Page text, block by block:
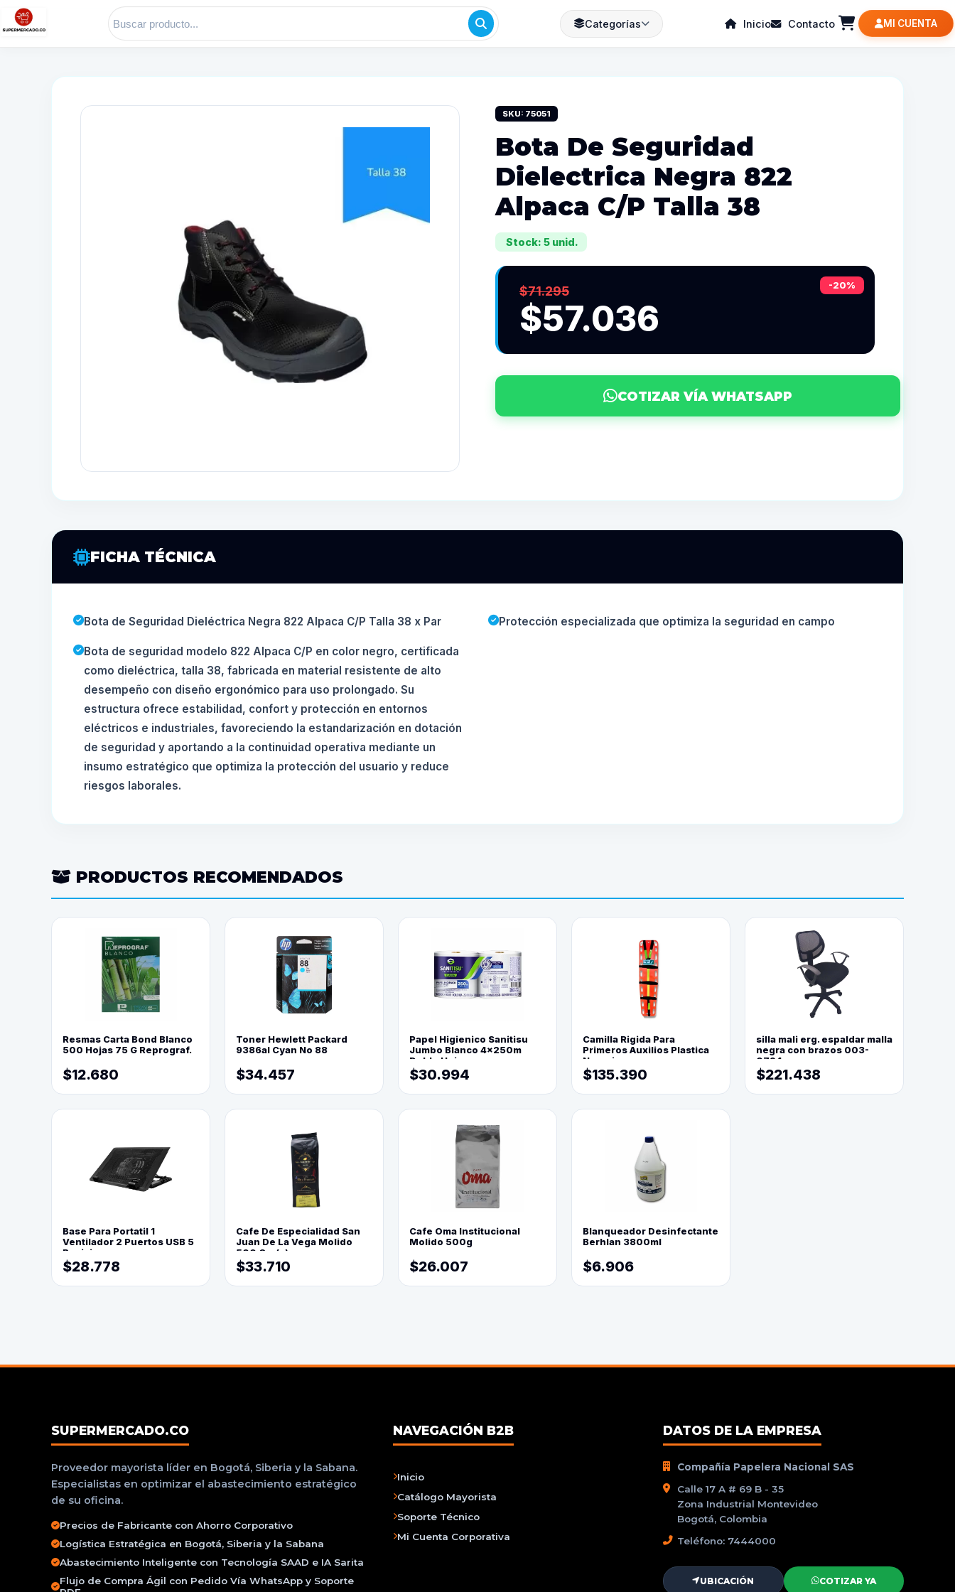
Categorías Inicio Contacto MI CUENTA
SKU: 75051
Bota De Seguridad
Dielectrica Negra 822
Alpaca C/P Talla 38
Stock: 5 unid.
-20%
$71.295
$57.036
COTIZAR VÍA WHATSAPP
FICHA TÉCNICA
Bota de Seguridad Dieléctrica Negra 822 Alpaca C/P Talla 38 x Par Protección especializada que optimiza la seguridad en campo
Bota de seguridad modelo 822 Alpaca C/P en color negro, certificada
como dieléctrica, talla 38, fabricada en material resistente de alto
desempeño con diseño ergonómico para uso prolongado. Su
estructura ofrece estabilidad, confort y protección en entornos
eléctricos e industriales, favoreciendo la estandarización en dotación
de seguridad y aportando a la continuidad operativa mediante un
insumo estratégico que optimiza la protección del usuario y reduce
riesgos laborales.
PRODUCTOS RECOMENDADOS
Resmas Carta Bond Blanco
500 Hojas 75 G Reprograf.
$12.680
Toner Hewlett Packard
9386al Cyan No 88
$34.457
Papel Higienico Sanitisu
Jumbo Blanco 4x250m
Doble Hoja
$30.994
Camilla Rigida Para
Primeros Auxilios Plastica
Naranja
$135.390
silla mali erg. espaldar malla
negra con brazos 003-
0794
$221.438
Base Para Portatil 1
Ventilador 2 Puertos USB 5
Posiciones
$28.778
Cafe De Especialidad San
Juan De La Vega Molido
500 Grs(=)
$33.710
Cafe Oma Institucional
Molido 500g
$26.007
Blanqueador Desinfectante
Berhlan 3800ml
$6.906
SUPERMERCADO.CO
Proveedor mayorista líder en Bogotá, Siberia y la Sabana.
Especialistas en optimizar el abastecimiento estratégico
de su oficina.
Precios de Fabricante con Ahorro Corporativo
Logística Estratégica en Bogotá, Siberia y la Sabana
Abastecimiento Inteligente con Tecnología SAAD e IA Sarita
Flujo de Compra Ágil con Pedido Vía WhatsApp y Soporte
NAVEGACIÓN B2B
Inicio
Catálogo Mayorista
Soporte Técnico
Mi Cuenta Corporativa
DATOS DE LA EMPRESA
Compañía Papelera Nacional SAS
Calle 17 A # 69 B - 35
Zona Industrial Montevideo
Bogotá, Colombia
Teléfono: 7444000
UBICACIÓN COTIZAR YA